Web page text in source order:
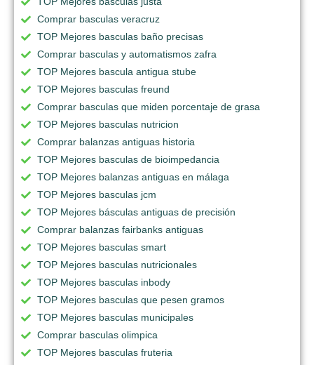
Comprar basculas veracruz
TOP Mejores basculas baño precisas
Comprar basculas y automatismos zafra
TOP Mejores bascula antigua stube
TOP Mejores basculas freund
Comprar basculas que miden porcentaje de grasa
TOP Mejores basculas nutricion
Comprar balanzas antiguas historia
TOP Mejores basculas de bioimpedancia
TOP Mejores balanzas antiguas en málaga
TOP Mejores basculas jcm
TOP Mejores básculas antiguas de precisión
Comprar balanzas fairbanks antiguas
TOP Mejores basculas smart
TOP Mejores basculas nutricionales
TOP Mejores basculas inbody
TOP Mejores basculas que pesen gramos
TOP Mejores basculas municipales
Comprar basculas olimpica
TOP Mejores basculas fruteria